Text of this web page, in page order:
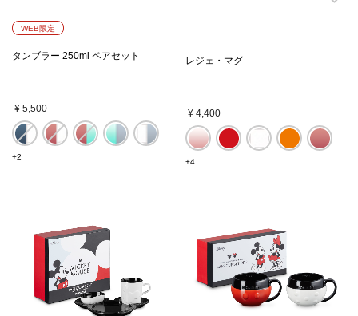
WEB限定
タンブラー 250ml ペアセット
¥ 5,500
+2
レジェ・マグ
¥ 4,400
+4